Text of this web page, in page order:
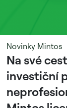
Novinky Mintos
Na své
investiční